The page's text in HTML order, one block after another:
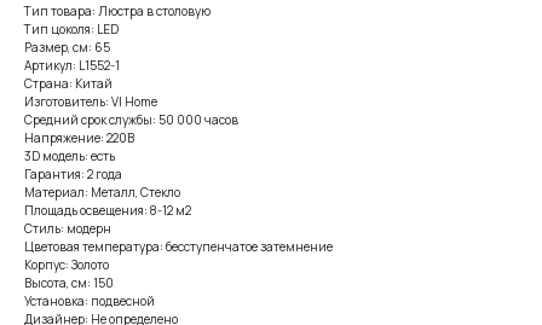
Тип товара: Люстра в столовую
Тип цоколя: LED
Размер, см: 65
Артикул: L1552-1
Страна: Китай
Изготовитель: VI Home
Средний срок службы: 50 000 часов
Напряжение: 220В
3D модель: есть
Гарантия: 2 года
Материал: Металл, Стекло
Площадь освещения: 8-12 м2
Стиль: модерн
Цветовая температура: бесступенчатое затемнение
Корпус: Золото
Высота, см: 150
Установка: подвесной
Дизайнер: Не определено